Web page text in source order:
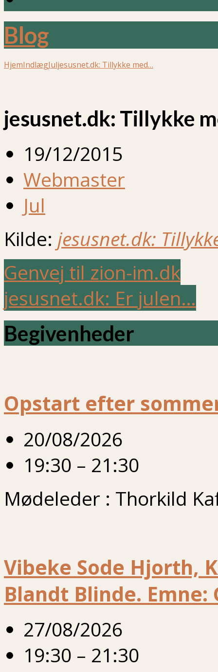
Blog
HjemIndlægJuljesusnet.dk: Tillykke med…
jesusnet.dk: Tillykke
19/12/2015
Webmaster
Jul
Kilde: jesusnet.dk:
Genvej til zion-im.dk
jesusnet.dk: Er julen…
Begivenheder
Opstart efter
20/08/2026
19:30 – 21:30
Mødeleder : Thorkild
Vibeke Sode Hjorth,
Blandt Blinde. Emne:
27/08/2026
19:30 – 21:30